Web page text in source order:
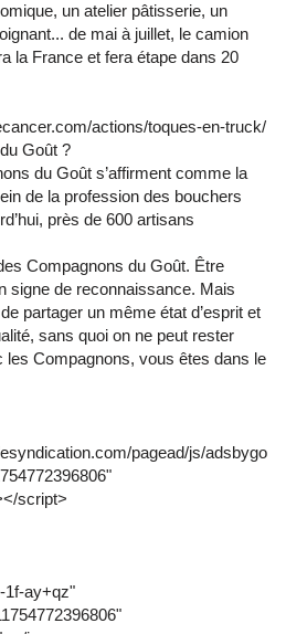
un atelier pâtisserie, un
de mai à juillet, le camion
la France et fera étape dans 20
actions/toques-en-truck/
Goût ?
du Goût s’affirment comme la
de la profession des bouchers
près de 600 artisans
Compagnons du Goût. Être
signe de reconnaissance. Mais
partager un même état d’esprit et
sans quoi on ne peut rester
les Compagnons, vous êtes dans le
pagead/js/adsbygo
script>
1f-ay+qz"